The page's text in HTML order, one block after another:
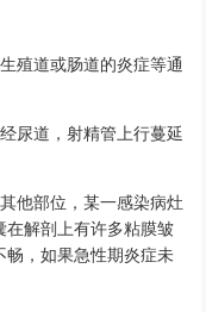
殖道或肠道的炎症等通
尿道，射精管上行蔓延
他部位，某一感染病灶
在解剖上有许多粘膜皱
畅，如果急性期炎症未